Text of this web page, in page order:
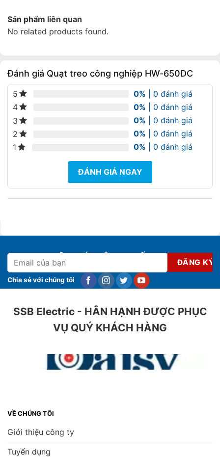
Sản phẩm liên quan
No related products found.
Đánh giá Quạt treo công nghiệp HW-650DC
5 0% | 0 đánh giá
4
0% | 0 đánh giá
3
0% | 0 đánh giá
2
0% | 0 đánh giá
1
0% | 0 đánh giá
ĐÁNH GIÁ NGAY
ĐĂNG KÝ NHẬN KHUYẾN MẠI
Chia sẻ với chúng tôi
SSB Electric - HÂN HẠNH ĐƯỢC PHỤC
VỤ QUÝ KHÁCH HÀNG
VỀ CHÚNG TÔI
Giới thiệu công ty
Tuyển dụng